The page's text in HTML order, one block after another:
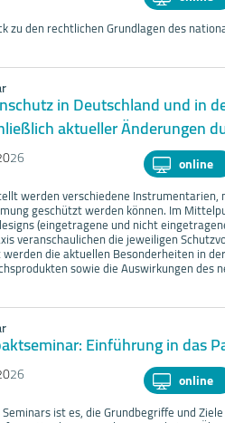
zu den rechtlichen Grundlagen des
in Deutschland und in
aktueller Änderungen
26 online
werden verschiedene
geschützt werden können. Im
(eingetragene und nicht
veranschaulichen die jeweiligen
die aktuellen Besonderheiten in
sowie die Auswirkungen des
Einführung in das
26 online
ist es, die Grundbegriffe und